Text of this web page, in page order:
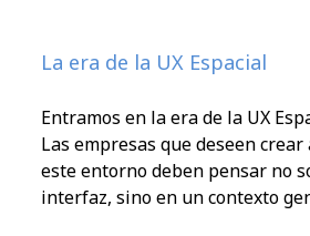
La era de la UX Espacial
Entramos en la era de la UX
Las empresas que deseen
este entorno deben pensar no
interfaz, sino en un contexto